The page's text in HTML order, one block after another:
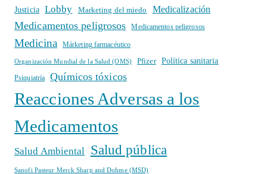
Justicia
Lobby Marketing del miedo Medicalización
Medicamentos peligrosos Medicamentos peligrosos
Medicina Márketing farmacéutico
Organización Mundial de la Salud (OMS) Pfizer Política sanitaria
Psiquiatría Químicos tóxicos
Reacciones Adversas a los
Medicamentos
Salud Ambiental Salud pública
Sanofi Pasteur Merck Sharp and Dohme (MSD)